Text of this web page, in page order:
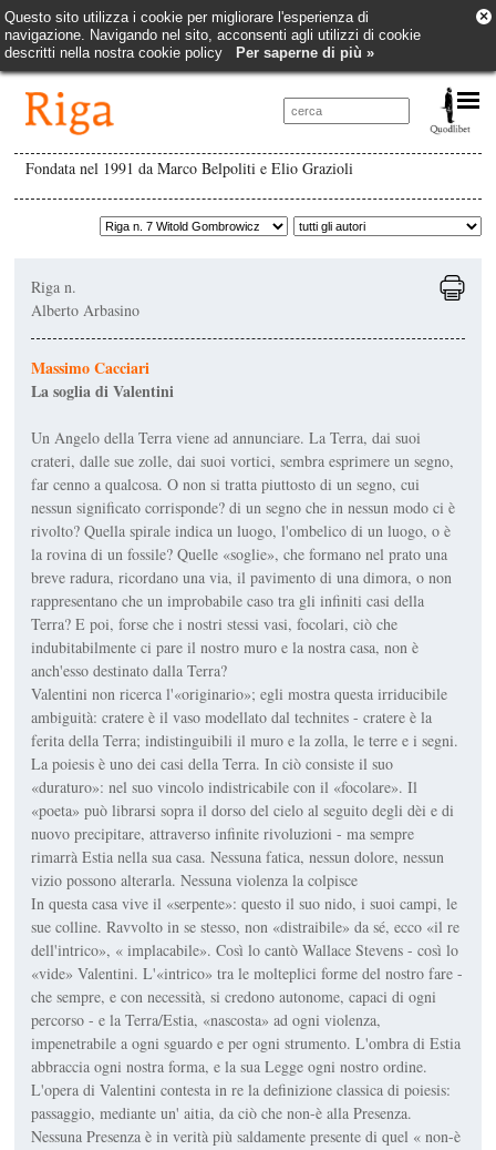
Questo sito utilizza i cookie per migliorare l'esperienza di
navigazione. Navigando nel sito, acconsenti agli utilizzi di cookie
descritti nella nostra cookie policy
Per saperne di più »
×
Fondata nel 1991 da Marco Belpoliti e Elio Grazioli
Riga n.
Alberto Arbasino
Massimo Cacciari
La soglia di Valentini
Un Angelo della Terra viene ad annunciare. La Terra, dai suoi
crateri, dalle sue zolle, dai suoi vortici, sembra esprimere un segno,
far cenno a qualcosa. O non si tratta piuttosto di un segno, cui
nessun significato corrisponde? di un segno che in nessun modo ci è
rivolto? Quella spirale indica un luogo, l'ombelico di un luogo, o è
la rovina di un fossile? Quelle «soglie», che formano nel prato una
breve radura, ricordano una via, il pavimento di una dimora, o non
rappresentano che un improbabile caso tra gli infiniti casi della
Terra? E poi, forse che i nostri stessi vasi, focolari, ciò che
indubitabilmente ci pare il nostro muro e la nostra casa, non è
anch'esso destinato dalla Terra?
Valentini non ricerca l'«originario»; egli mostra questa irriducibile
ambiguità: cratere è il vaso modellato dal technites - cratere è la
ferita della Terra; indistinguibili il muro e la zolla, le terre e i segni.
La poiesis è uno dei casi della Terra. In ciò consiste il suo
«duraturo»: nel suo vincolo indistricabile con il «focolare». Il
«poeta» può librarsi sopra il dorso del cielo al seguito degli dèi e di
nuovo precipitare, attraverso infinite rivoluzioni - ma sempre
rimarrà Estia nella sua casa. Nessuna fatica, nessun dolore, nessun
vizio possono alterarla. Nessuna violenza la colpisce
In questa casa vive il «serpente»: questo il suo nido, i suoi campi, le
sue colline. Ravvolto in se stesso, non «distraibile» da sé, ecco «il re
dell'intrico», « implacabile». Così lo cantò Wallace Stevens - così lo
«vide» Valentini. L'«intrico» tra le molteplici forme del nostro fare -
che sempre, e con necessità, si credono autonome, capaci di ogni
percorso - e la Terra/Estia, «nascosta» ad ogni violenza,
impenetrabile a ogni sguardo e per ogni strumento. L'ombra di Estia
abbraccia ogni nostra forma, e la sua Legge ogni nostro ordine.
L'opera di Valentini contesta in re la definizione classica di poiesis:
passaggio, mediante un' aitia, da ciò che non-è alla Presenza.
Nessuna Presenza è in verità più saldamente presente di quel « non-è